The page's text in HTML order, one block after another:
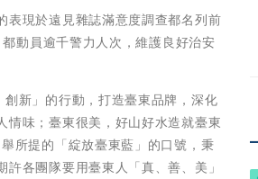
表現於遠見雜誌滿意度調查都名列前
動員逾千警力人次，維護良好治安
新」的行動，打造臺東品牌，深化
情味；臺東很美，好山好水造就臺東
所提的「綻放臺東藍」的口號，秉
各團隊要用臺東人「真、善、美」